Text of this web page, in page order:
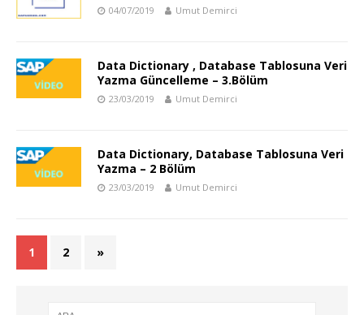
04/07/2019 Umut Demirci
Data Dictionary , Database Tablosuna Veri
Yazma Güncelleme – 3.Bölüm
23/03/2019 Umut Demirci
Data Dictionary, Database Tablosuna Veri
Yazma – 2 Bölüm
23/03/2019 Umut Demirci
1 2 »